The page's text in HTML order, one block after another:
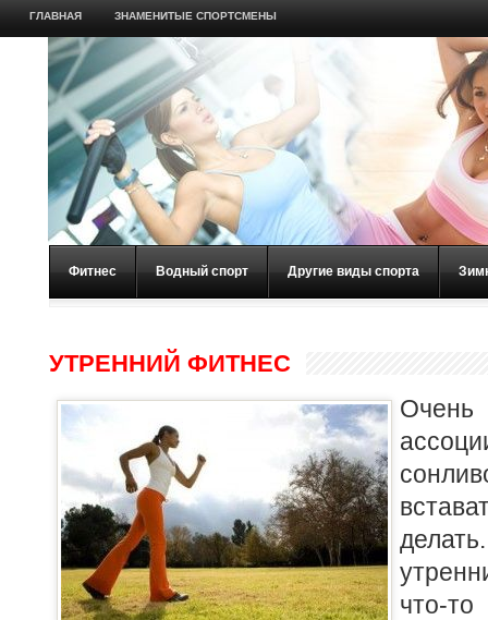
ГЛАВНАЯ ЗНАМЕНИТЫЕ СПОРТСМЕНЫ
Фитнес Водный спорт Другие виды спорта
УТРЕННИЙ ФИТНЕС
что-